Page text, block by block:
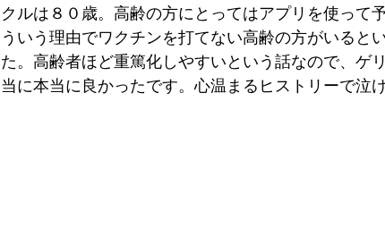
クルは８０歳。高齢の方にとってはアプリを使って
ういう理由でワクチンを打てない高齢の方がいると
た。高齢者ほど重篤化しやすいという話なので、ゲ
当に本当に良かったです。心温まるヒストリーで泣